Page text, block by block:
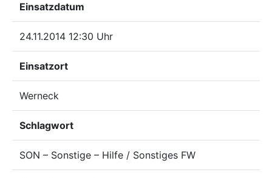
Einsatzdatum
24.11.2014 12:30 Uhr
Einsatzort
Werneck
Schlagwort
SON – Sonstige – Hilfe / Sonstiges FW